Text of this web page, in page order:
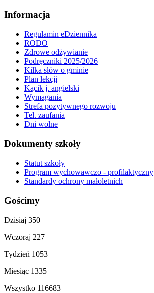
Informacja
Regulamin eDziennika
RODO
Zdrowe odżywianie
Podręczniki 2025/2026
Kilka słów o gminie
Plan lekcji
Kącik j. angielski
Wymagania
Strefa pozytywnego rozwoju
Tel. zaufania
Dni wolne
Dokumenty szkoły
Statut szkoły
Program wychowawczo - profilaktyczny
Standardy ochrony małoletnich
Gościmy
Dzisiaj 350
Wczoraj 227
Tydzień 1053
Miesiąc 1335
Wszystko 116683